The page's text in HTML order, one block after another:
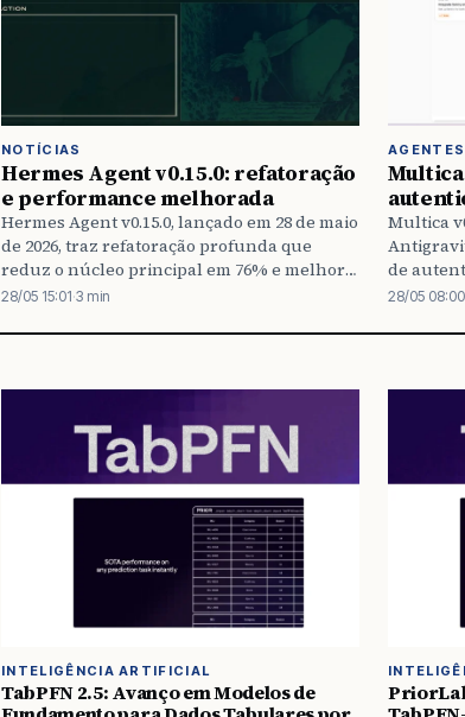
NOTÍCIAS
Hermes Agent v0.15.0: refatoração
e performance melhorada
Hermes Agent v0.15.0, lançado em 28 de maio
de 2026, traz refatoração profunda que
reduz o núcleo principal em 76% e melhora
performance em várias frentes. Inclui
reforçada e integrações com Bitwarden e
28/05 15:01·3 min
AGENTES
Multica
de
sistema.
28/05 08:00
INTELIGÊNCIA ARTIFICIAL
TabPFN 2.5: Avanço em Modelos de